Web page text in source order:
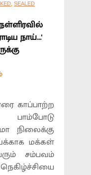
, SEALED
நாய்...'
காப்பாற்ற
நிலைக்கு
மக்கள்
சம்பவம்